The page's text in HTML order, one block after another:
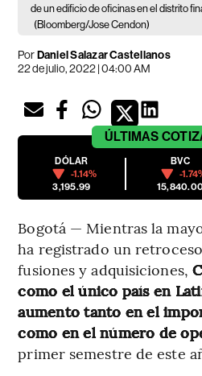
de un edificio de oficinas en el distrito
(Bloomberg/Jose Cendon)
PorDaniel Salazar Castellanos
22 de julio, 2022 | 04:00 AM
ÚLTIMAS
DÓLAR
-1.14%
3,195.99
BVC
-
Bogotá — Mientras la
ha registrado un
fusiones y adquisiciones,
como el único país en
aumento tanto en el
como en el número de
primer semestre de este